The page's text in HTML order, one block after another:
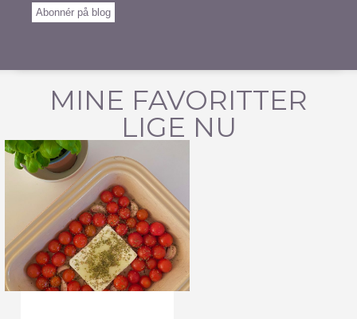
Abonnér på blog
MINE FAVORITTER
LIGE NU